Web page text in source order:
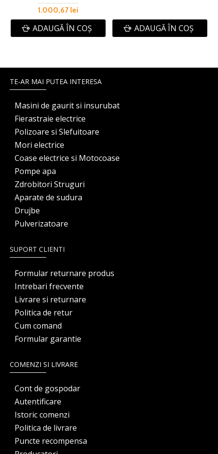
1.000,67 lei
ADAUGĂ ÎN COŞ ADAUGĂ ÎN COŞ
TE-AR MAI PUTEA INTERESA
Masini de gaurit si insurubat
Fierastraie electrice
Polizoare si Slefuitoare
Mori electrice
Coase electrice si Motocoase
Pompe apa
Zdrobitori Struguri
Aparate de sudura
Drujbe
Pulverizatoare
SUPORT CLIENTI
Formular returnare produs
Intrebari frecvente
Livrare si returnare
Politica de retur
Cum comand
Formular garantie
COMENZI SI LIVRARE
Cont de gospodar
Autentificare
Istoric comenzi
Politica de livrare
Puncte recompensa